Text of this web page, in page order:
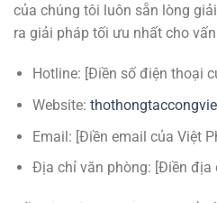
của chúng tôi luôn sẵn lòng
ra giải pháp tối ưu nhất cho
Hotline: [Điền số điện thoại
Website:
Email: [Điền email của Việt
Địa chỉ văn phòng: [Điền địa